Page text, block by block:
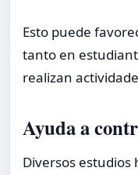
Esto puede
tanto en
realizan
Ayuda a
Diversos